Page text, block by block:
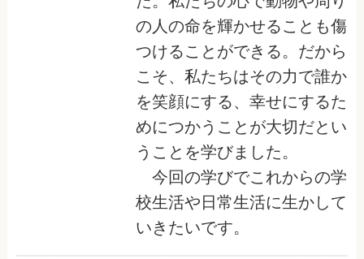
の人の命を輝かせることも傷
つけることができる。だから
こそ、私たちはその力で誰か
を笑顔にする、幸せにするた
めにつかうことが大切だとい
うことを学びました。
今回の学びでこれからの学
校生活や日常生活に生かして
いきたいです。